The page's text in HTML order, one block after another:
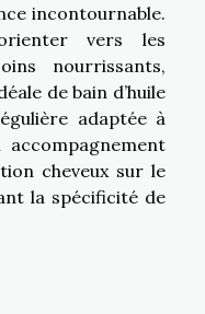
incontournable.
vers les
nourrissants,
de bain d’huile
adaptée à
cheveux sur le
la spécificité de